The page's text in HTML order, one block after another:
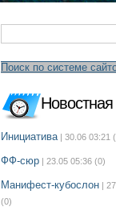
Поиск по системе
Инициатива | 30.06 03:21
ФФ-сюр | 23.05 05:36 (0)
Манифест-кубослон |
(0)